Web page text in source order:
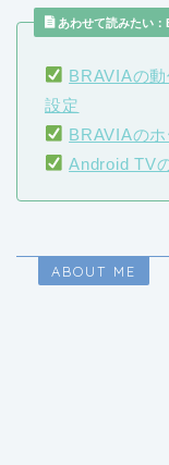
あわせて読みたい：
BRAVIAの
設定
BRAVIAの
Android TV
ABOUT ME